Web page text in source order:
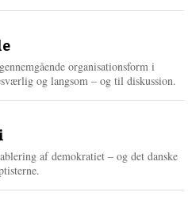
organisationsform i
og langsom – og til diskussion.
af demokratiet – og det danske